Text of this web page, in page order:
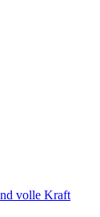
volle Kraft